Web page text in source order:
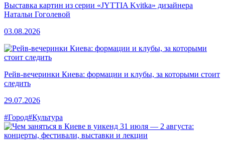
Выставка картин из серии «JYTTIA Kvitka» дизайнера
Натальи Гоголевой
03.08.2026
Рейв-вечеринки Киева: формации и клубы, за которыми стоит
следить
29.07.2026
#Город#Культура